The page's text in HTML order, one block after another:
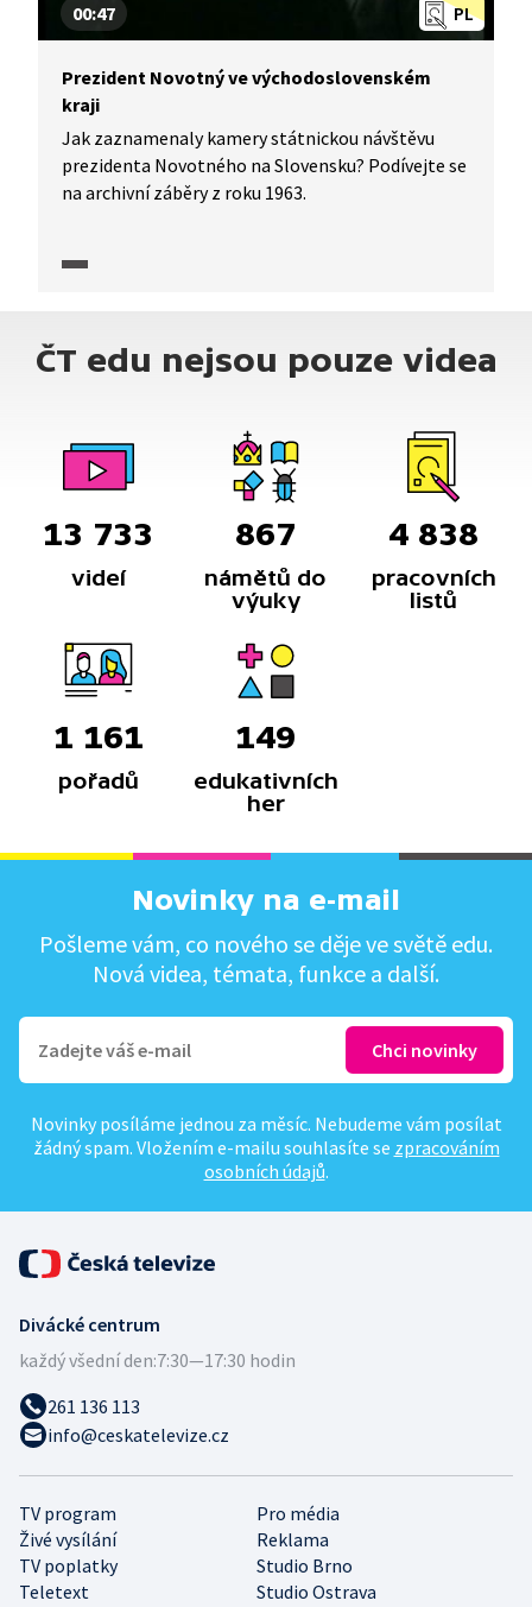
PL
00:47
Prezident Novotný ve východoslovenském
kraji
Jak zaznamenaly kamery státnickou návštěvu
prezidenta Novotného na Slovensku? Podívejte se
na archivní záběry z roku 1963.
ČT edu nejsou pouze videa
13 733
videí
867
námětů do
výuky
4 838
pracovních
listů
1 161
pořadů
149
edukativních
her
Novinky na e-mail
Pošleme vám, co nového se děje ve světě edu.
Nová videa, témata, funkce a další.
Novinky posíláme jednou za měsíc. Nebudeme vám posílat
žádný spam. Vložením e-mailu souhlasíte se zpracováním
osobních údajů.